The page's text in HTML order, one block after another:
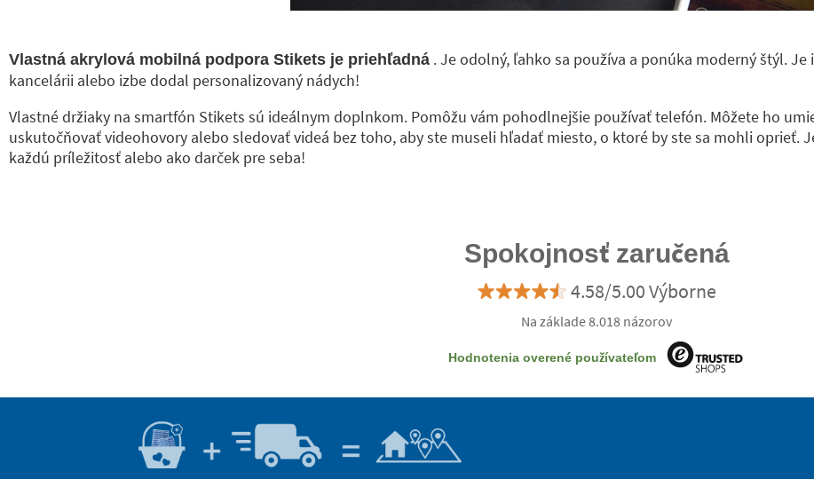
Vlastná akrylová mobilná podpora Stikets je priehľadná . Je odolný, ľahko sa používa a ponúka moderný štýl.
kancelárii alebo izbe dodal personalizovaný nádych!
Vlastné držiaky na smartfón Stikets sú ideálnym doplnkom. Pomôžu vám pohodlnejšie používať telefón. Môžete ho
uskutočňovať videohovory alebo sledovať videá bez toho, aby ste museli hľadať miesto, o ktoré by ste sa mohli oprieť.
každú príležitosť alebo ako darček pre seba!
Spokojnosť zaručená
4.58/5.00 Výborne
Na základe 8.018 názorov
Hodnotenia overené používateľom